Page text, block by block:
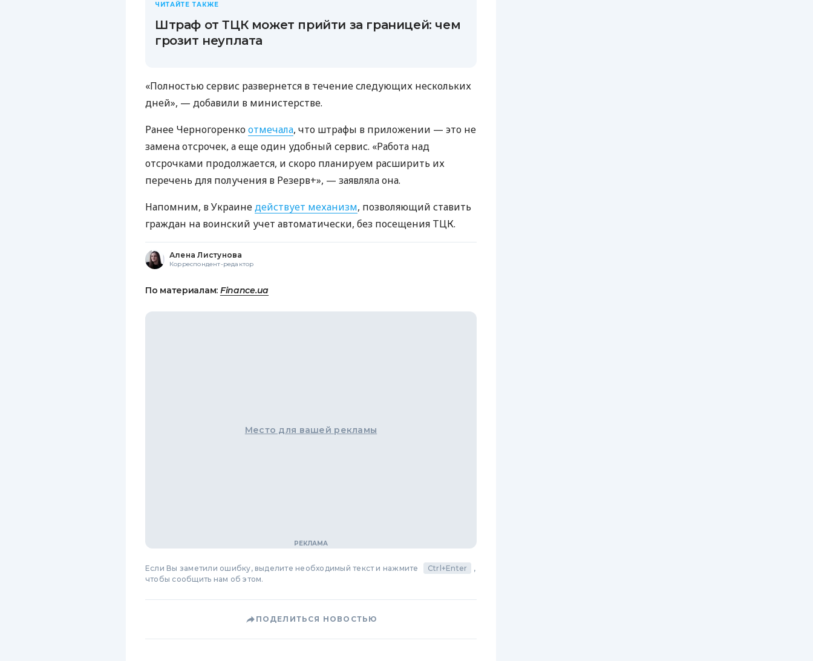
ЧИТАЙТЕ ТАКЖЕ
Штраф от ТЦК может прийти за границей: чем
грозит неуплата
«Полностью сервис развернется в течение следующих нескольких
дней», — добавили в министерстве.
Ранее Черногоренкоотмечала, что штрафы в приложении — это не
замена отсрочек, а еще один удобный сервис. «Работа над
отсрочками продолжается, и скоро планируем расширить их
перечень для получения в Резерв+», — заявляла она.
Напомним, в Украинедействует механизм, позволяющий ставить
граждан на воинский учет автоматически, без посещения ТЦК.
Алена Листунова
Корреспондент-редактор
По материалам: Finance.ua
Место для вашей рекламы
Если Вы заметили ошибку, выделите необходимый текст и нажмите Ctrl+Enter
,
чтобы сообщить нам об этом.
ПОДЕЛИТЬСЯ НОВОСТЬЮ